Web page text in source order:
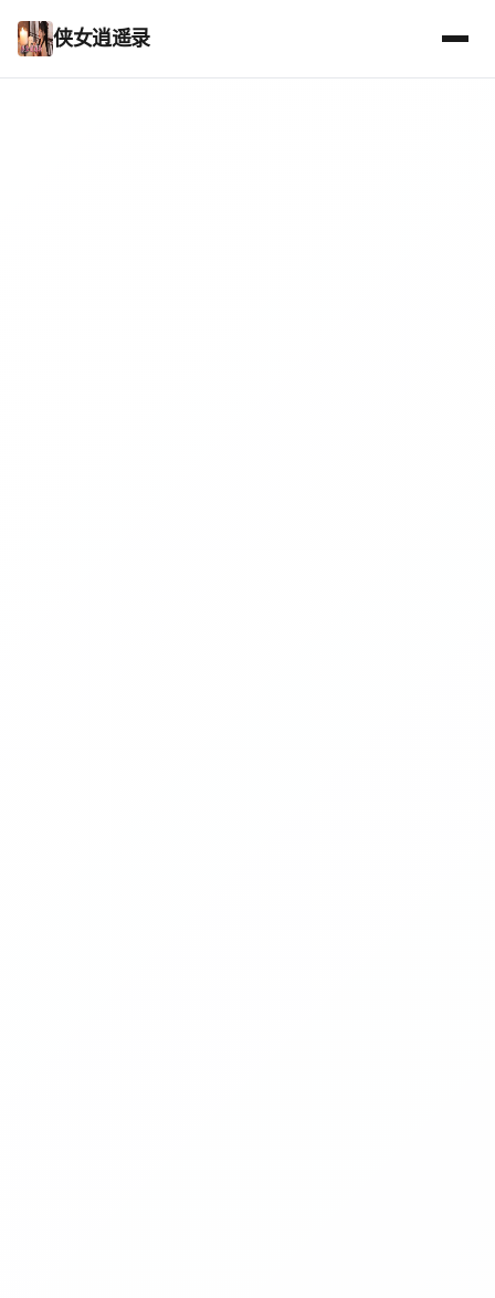
侠女逍遥录